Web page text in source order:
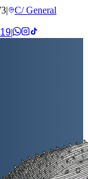
|
C/ General
|